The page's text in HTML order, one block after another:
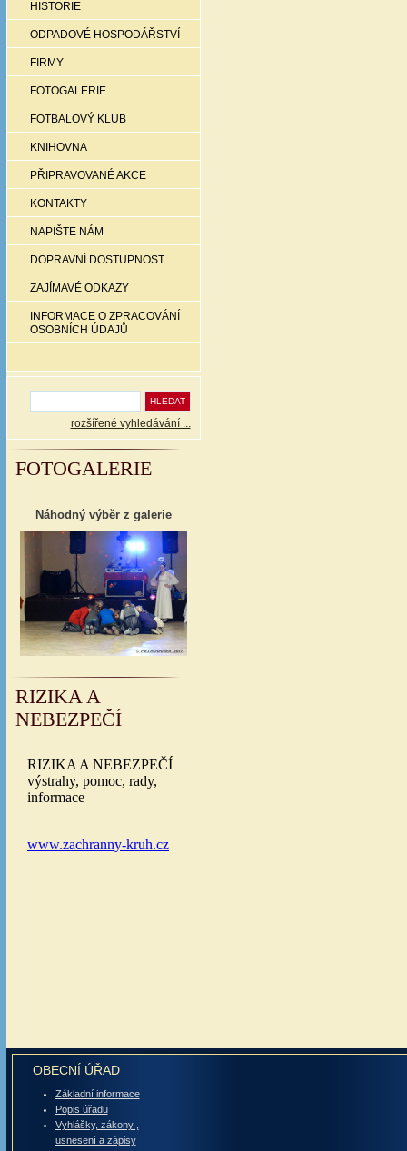
HISTORIE
ODPADOVÉ HOSPODÁŘSTVÍ
FIRMY
FOTOGALERIE
FOTBALOVÝ KLUB
KNIHOVNA
PŘIPRAVOVANÉ AKCE
KONTAKTY
NAPIŠTE NÁM
DOPRAVNÍ DOSTUPNOST
ZAJÍMAVÉ ODKAZY
INFORMACE O ZPRACOVÁNÍ
OSOBNÍCH ÚDAJŮ
rozšířené vyhledávání ...
FOTOGALERIE
Náhodný výběr z galerie
RIZIKA A
NEBEZPEČÍ
OBECNÍ ÚŘAD
Základní informace
Popis úřadu
Vyhlášky, zákony ,
usnesení a zápisy